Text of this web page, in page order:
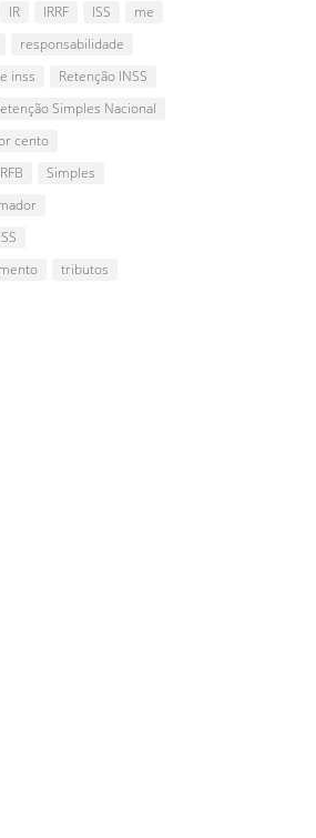
IR IRRF ISS
me
responsabilidade
inss
Retenção INSS
Simples Nacional
cento
RFB
Simples
tributos